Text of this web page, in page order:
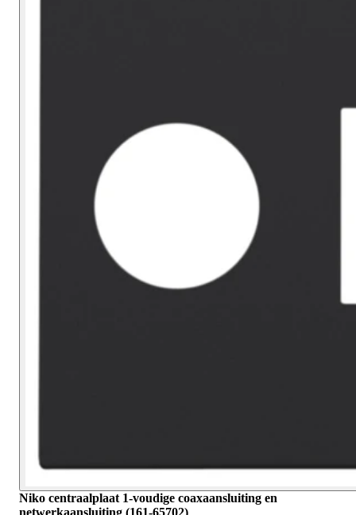
Niko centraalplaat 1-voudige coaxaansluiting en
netwerkaansluiting (161-65702)